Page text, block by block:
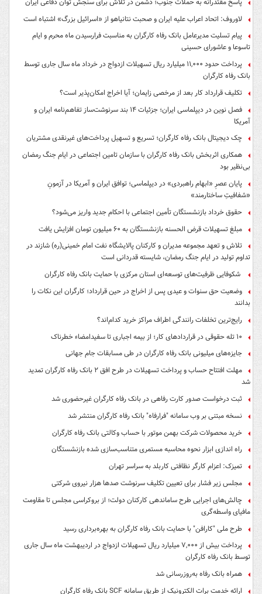
لاوروف: اتحاد اعراب علیه ایران و صحبت نتانیاهو از «اسرائیل بزرگ» اشتباه است
پیام تسلیت مدیرعامل بانک رفاه کارگران به مناسبت فرارسیدن ماه محرم و ایام
تاسوعا و عاشورای حسینی
پرداخت حدود ۱۱,۰۰۰ میلیارد ریال تسهیلات ازدواج در خرداد ماه سال جاری توسط
بانک رفاه کارگران
تکلیف قرارداد کار بعد از مرخصی زایمان؛ آیا اخراج امکان‌پذیر است؟
فصل نوین در دیپلماسی ایران؛ جزئیات ۱۴ بند سرنوشت‌ساز تفاهم‌نامه ایران و
آمریکا
چک دیجیتال بانک رفاه کارگران؛ تسریع و تسهیل پرداخت‌های غیرنقدی مشتریان
همکاری اثربخش بانک رفاه کارگران با سازمان تامین اجتماعی در ایام جنگ رمضان
بی‌نظیر بود
پایان عصرِ «ابهام راهبردی» در دیپلماسی؛ توافق ایران و آمریکا در آزمونِ
«شفافیتِ ساختارمند»
حقوق خرداد بازنشستگان تأمین اجتماعی با احکام جدید واریز می‌شود؟
مبلغ تسهیلات قرض الحسنه بازنشستگان به ۶۰ میلیون تومان افزایش یافت
تلاش و تعهد مجموعه مدیران و کارکنان پالایشگاه نفت امام خمینی(ره) شازند در
تداوم تولید در ایام جنگ رمضان، شایسته قدردانی است
شکوفایی ظرفیت‌های توسعه‌ای استان مرکزی با حمایت بانک رفاه کارگران
وضعیت حق سنوات و عیدی پس از اخراج در حین قرارداد؛ کارگران این نکات را
بدانند
رایج‌ترین تخلفات رانندگی اطراف مراکز خرید کدام‌اند؟
۱۰ تله حقوقی در قراردادهای کار؛ از بیمه اجباری تا سفیدامضاء خطرناک
جایزه‌های میلیونی بانک رفاه کارگران در طی مسابقات جام جهانی
مهلت افتتاح حساب و پرداخت تسهیلات در طرح افق ۲ بانک رفاه کارگران تمدید
شد
ثبت درخواست صدور کارت رفاهی در بانک رفاه کارگران غیرحضوری شد
نسخه مبتنی بر وب سامانه "فرارفاه" بانک رفاه کارگران منتشر شد
خرید محصولات شرکت بهمن موتور با حساب وکالتی بانک رفاه کارگران
راه اندازی ابزار نحوه محاسبه مستمری متناسب‌سازی شده بازنشستگان
تمیزک: اعزام کارگر نظافتی کاربلد به سراسر تهران
مجلس زیر فشار برای تعیین تکلیف سرنوشت صدها هزار نیروی شرکتی
چالش‌های اجرایی طرح ساماندهی کارکنان دولت؛ از بروکراسی مجلس تا مقاومت
مافیای واسطه‌گری
طرح ملی "کارافن" با حمایت بانک رفاه کارگران به بهره‌برداری رسید
پرداخت بیش از ۷,۰۰۰ میلیارد ریال تسهیلات ازدواج در اردیبهشت ماه سال جاری
توسط بانک رفاه کارگران
همراه بانک رفاه به‌روزرسانی شد
ارائه خدمت برات الکترونیک از طریق سامانه SCF بانک رفاه کارگران